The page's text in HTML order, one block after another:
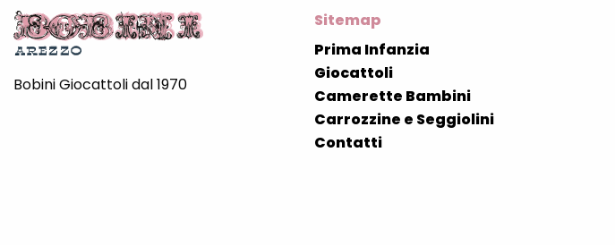
Bobini Giocattoli dal 1970
Sitemap
Prima Infanzia
Giocattoli
Camerette Bambini
Carrozzine e Seggiolini
Contatti